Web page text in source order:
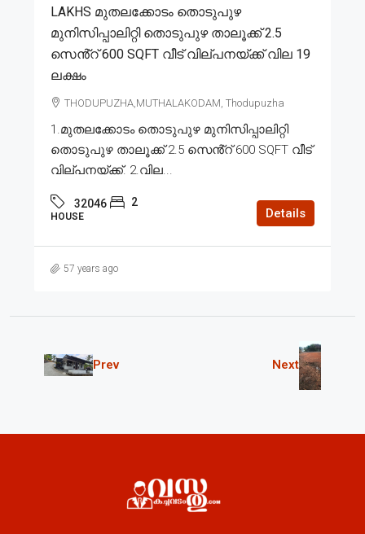
LAKHS മുതലക്കോടം തൊടുപുഴ
മുനിസിപ്പാലിറ്റി തൊടുപുഴ താലൂക്ക് 2.5
സെൻ്റ് 600 SQFT വീട് വില്പനയ്ക്ക് വില 19
ലക്ഷം
THODUPUZHA,MUTHALAKODAM, Thodupuzha
1.മുതലക്കോടം തൊടുപുഴ മുനിസിപ്പാലിറ്റി
തൊടുപുഴ താലൂക്ക് 2.5 സെൻ്റ് 600 SQFT വീട്
വില്പനയ്ക്ക്. 2.വില...
32046 2
HOUSE Details
57 years ago
Prev Next